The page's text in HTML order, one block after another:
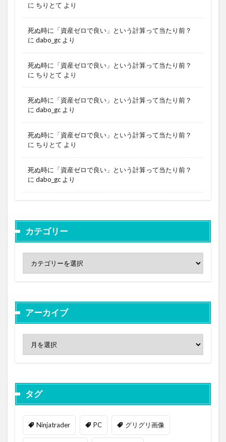
に ちりとて より
死ぬ時に「資産ゼロで良い」という計算って当たり前？
に dabo_gc より
死ぬ時に「資産ゼロで良い」という計算って当たり前？
に ちりとて より
死ぬ時に「資産ゼロで良い」という計算って当たり前？
に dabo_gc より
死ぬ時に「資産ゼロで良い」という計算って当たり前？
に ちりとて より
死ぬ時に「資産ゼロで良い」という計算って当たり前？
に dabo_gc より
カテゴリー
アーカイブ
タグ
Ninjatrader PC グリグリ画像